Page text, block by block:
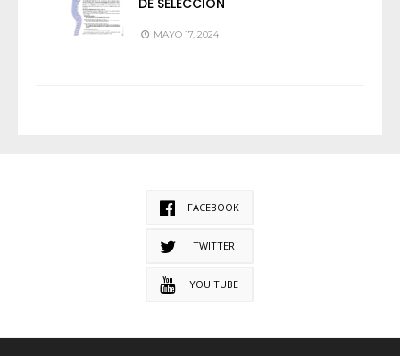
MAYO 17, 2024
FACEBOOK
TWITTER
YOU TUBE